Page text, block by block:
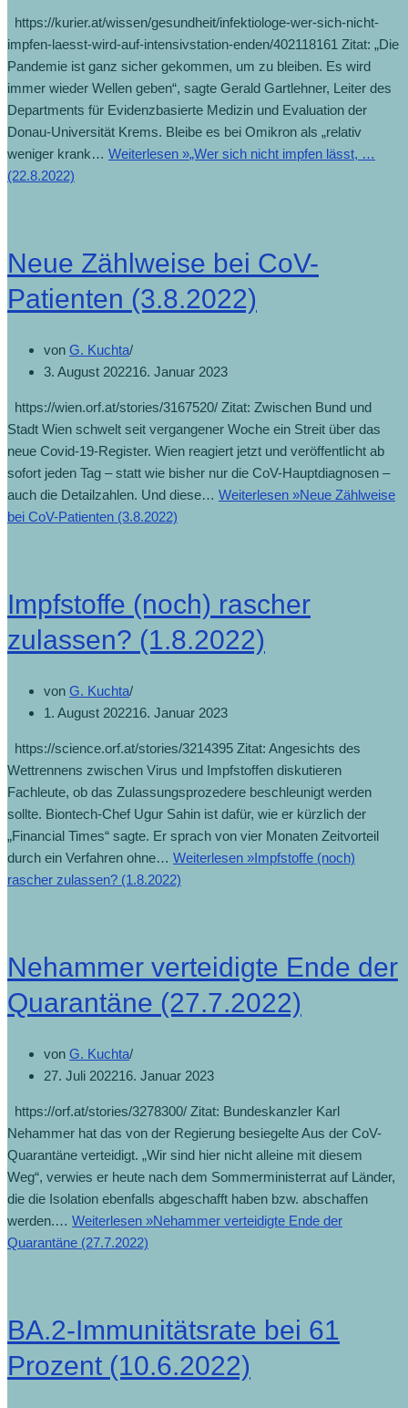
https://kurier.at/wissen/gesundheit/infektiologe-wer-sich-nicht-
impfen-laesst-wird-auf-intensivstation-enden/402118161 Zitat: „Die
Pandemie ist ganz sicher gekommen, um zu bleiben. Es wird
immer wieder Wellen geben“, sagte Gerald Gartlehner, Leiter des
Departments für Evidenzbasierte Medizin und Evaluation der
Donau-Universität Krems. Bleibe es bei Omikron als „relativ
weniger krank… Weiterlesen »„Wer sich nicht impfen lässt, …
(22.8.2022)
Neue Zählweise bei CoV-
Patienten (3.8.2022)
von G. Kuchta
3. August 202216. Januar 2023
https://wien.orf.at/stories/3167520/ Zitat: Zwischen Bund und
Stadt Wien schwelt seit vergangener Woche ein Streit über das
neue Covid-19-Register. Wien reagiert jetzt und veröffentlicht ab
sofort jeden Tag – statt wie bisher nur die CoV-Hauptdiagnosen –
auch die Detailzahlen. Und diese… Weiterlesen »Neue Zählweise
bei CoV-Patienten (3.8.2022)
Impfstoffe (noch) rascher
zulassen? (1.8.2022)
von G. Kuchta
1. August 202216. Januar 2023
https://science.orf.at/stories/3214395 Zitat: Angesichts des
Wettrennens zwischen Virus und Impfstoffen diskutieren
Fachleute, ob das Zulassungsprozedere beschleunigt werden
sollte. Biontech-Chef Ugur Sahin ist dafür, wie er kürzlich der
„Financial Times“ sagte. Er sprach von vier Monaten Zeitvorteil
durch ein Verfahren ohne… Weiterlesen »Impfstoffe (noch)
rascher zulassen? (1.8.2022)
Nehammer verteidigte Ende der
Quarantäne (27.7.2022)
von G. Kuchta
27. Juli 202216. Januar 2023
https://orf.at/stories/3278300/ Zitat: Bundeskanzler Karl
Nehammer hat das von der Regierung besiegelte Aus der CoV-
Quarantäne verteidigt. „Wir sind hier nicht alleine mit diesem
Weg“, verwies er heute nach dem Sommerministerrat auf Länder,
die die Isolation ebenfalls abgeschafft haben bzw. abschaffen
werden.… Weiterlesen »Nehammer verteidigte Ende der
Quarantäne (27.7.2022)
BA.2-Immunitätsrate bei 61
Prozent (10.6.2022)